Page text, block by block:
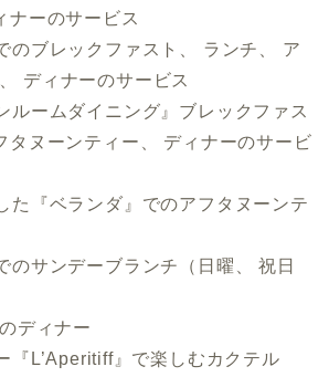
ナーのサービス
のブレックファスト、 ランチ、 ア
ディナーのサービス
ルームダイニング』ブレックファス
タヌーンティー、 ディナーのサービ
た『ベランダ』 でのアフタヌーンテ
のサンデーブランチ（日曜、 祝日
ディナー
『L’Aperitiff』 で楽しむカクテル